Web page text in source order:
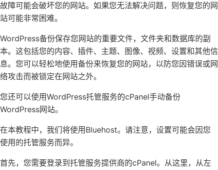
故障可能会破坏您的网站。如果您无法解决问题，则恢复您的网
站可能非常困难。
WordPress备份保存您网站的重要文件，文件夹和数据库的副
本。这包括您的内容、插件、主题、图像、视频、设置和其他信
息。您可以轻松地使用备份来恢复您的网站，以防您因错误或网
络攻击而被锁定在网站之外。
您还可以使用WordPress托管服务的cPanel手动备份
WordPress网站。
在本教程中，我们将使用Bluehost。请注意，设置可能会因您
使用的托管服务而异。
首先，您需要登录到托管服务提供商的cPanel。从这里，从左